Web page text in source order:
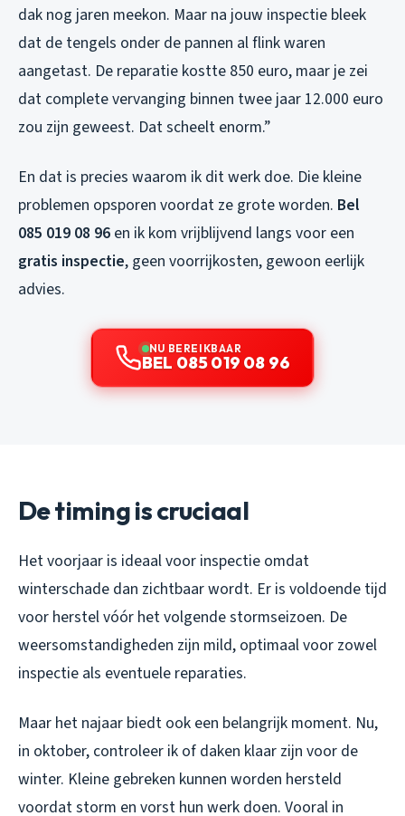
dak nog jaren meekon. Maar na jouw inspectie bleek
dat de tengels onder de pannen al flink waren
aangetast. De reparatie kostte 850 euro, maar je zei
dat complete vervanging binnen twee jaar 12.000 euro
zou zijn geweest. Dat scheelt enorm.”
En dat is precies waarom ik dit werk doe. Die kleine
problemen opsporen voordat ze grote worden. Bel
085 019 08 96 en ik kom vrijblijvend langs voor een
gratis inspectie, geen voorrijkosten, gewoon eerlijk
advies.
NU BEREIKBAAR
BEL 085 019 08 96
De timing is cruciaal
Het voorjaar is ideaal voor inspectie omdat
winterschade dan zichtbaar wordt. Er is voldoende tijd
voor herstel vóór het volgende stormseizoen. De
weersomstandigheden zijn mild, optimaal voor zowel
inspectie als eventuele reparaties.
Maar het najaar biedt ook een belangrijk moment. Nu,
in oktober, controleer ik of daken klaar zijn voor de
winter. Kleine gebreken kunnen worden hersteld
voordat storm en vorst hun werk doen. Vooral in